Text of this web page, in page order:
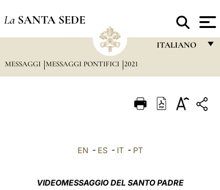
La SANTA SEDE
ITALIANO
ITALIANO
POLSKI
MESSAGGI MESSAGGI PONTIFICI 2021
EN - ES- IT- PT
VIDEOMESSAGGIO DEL SANTO PADRE